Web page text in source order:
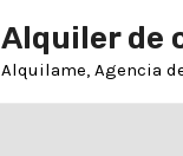
Alquiler de
Alquilame, Agencia